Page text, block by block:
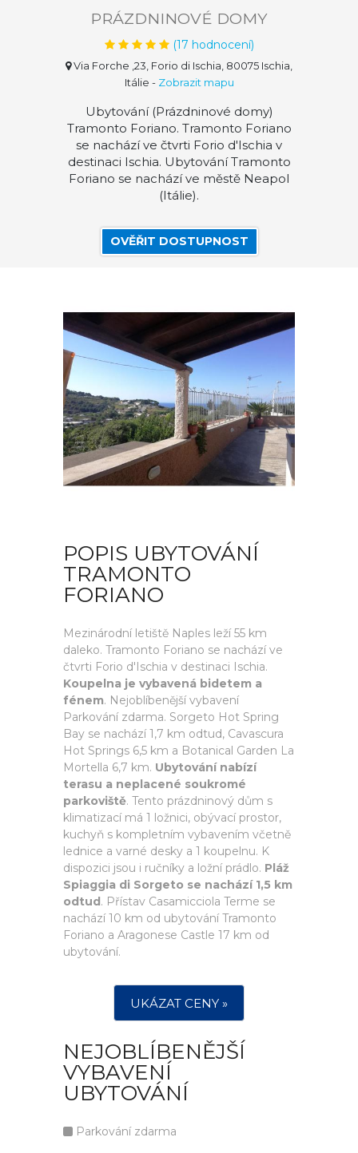
PRÁZDNINOVÉ DOMY
(17 hodnocení)
Via Forche ,23, Forio di Ischia, 80075 Ischia,
Itálie - Zobrazit mapu
Ubytování (Prázdninové domy)
Tramonto Foriano. Tramonto Foriano
se nachází ve čtvrti Forio d'Ischia v
destinaci Ischia. Ubytování Tramonto
Foriano se nachází ve městě Neapol
(Itálie).
OVĚŘIT DOSTUPNOST
POPIS UBYTOVÁNÍ
TRAMONTO
FORIANO
Mezinárodní letiště Naples leží 55 km
daleko. Tramonto Foriano se nachází ve
čtvrti Forio d'Ischia v destinaci Ischia.
Koupelna je vybavená bidetem a
fénem. Nejoblíbenější vybavení
Parkování zdarma. Sorgeto Hot Spring
Bay se nachází 1,7 km odtud, Cavascura
Hot Springs 6,5 km a Botanical Garden La
Mortella 6,7 km. Ubytování nabízí
terasu a neplacené soukromé
parkoviště. Tento prázdninový dům s
klimatizací má 1 ložnici, obývací prostor,
kuchyň s kompletním vybavením včetně
lednice a varné desky a 1 koupelnu. K
dispozici jsou i ručníky a ložní prádlo. Pláž
Spiaggia di Sorgeto se nachází 1,5 km
odtud. Přístav Casamicciola Terme se
nachází 10 km od ubytování Tramonto
Foriano a Aragonese Castle 17 km od
ubytování.
UKÁZAT CENY »
NEJOBLÍBENĚJŠÍ
VYBAVENÍ
UBYTOVÁNÍ
Parkování zdarma